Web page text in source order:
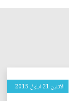
الأثنين 21 ايلول 2015